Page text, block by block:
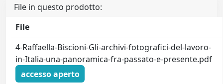
File in questo prodotto:
File
4-Raffaella-Biscioni-Gli-archivi-fotografici-del-lavoro-
in-Italia-una-panoramica-fra-passato-e-presente.pdf
accesso aperto